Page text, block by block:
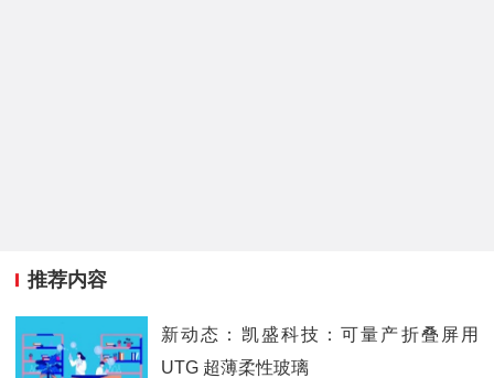
推荐内容
新动态：凯盛科技：可量产折叠屏用
UTG 超薄柔性玻璃